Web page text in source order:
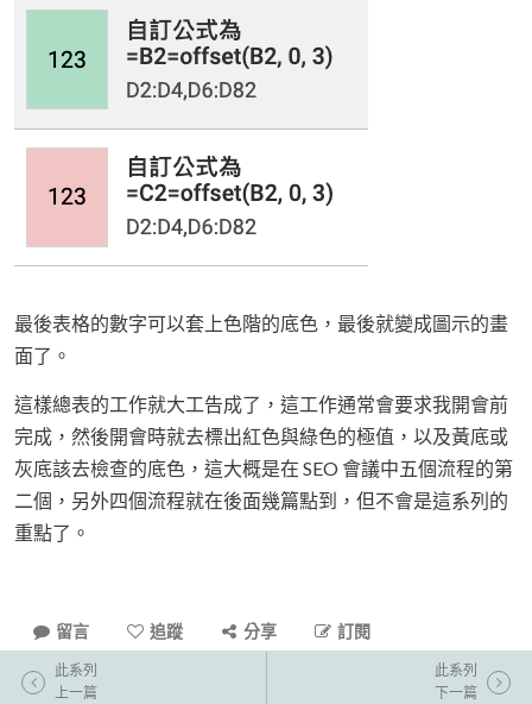
最後表格的數字可以套上色階的底色，最後就變成圖示的畫
面了。
這樣總表的工作就大工告成了，這工作通常會要求我開會前
完成，然後開會時就去標出紅色與綠色的極值，以及黃底或
灰底該去檢查的底色，這大概是在 SEO 會議中五個流程的第
二個，另外四個流程就在後面幾篇點到，但不會是這系列的
重點了。
留言 追蹤 分享 訂閱
此系列
上一篇
此系列
下一篇